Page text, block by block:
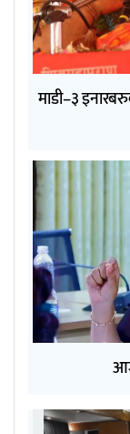
माडी–३